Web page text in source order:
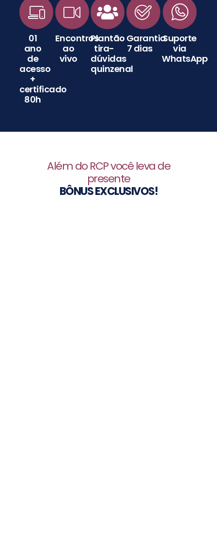
01
ano
de
acesso
+
certificado
80h
Encontros
ao
vivo
Plantão
tira-
dúvidas
quinzenal
Garantia
7 dias
Suporte
via
WhatsApp
Além do RCP você leva de
presente
BÔNUS EXCLUSIVOS!